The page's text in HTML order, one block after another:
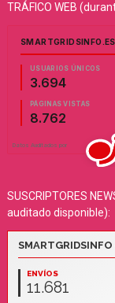
TRÁFICO WEB
SUSCRIPTORES
auditado disponible):